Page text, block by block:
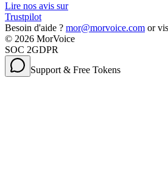
Lire nos avis sur
Trustpilot
Besoin d'aide ? mor@morvoice.com or
© 2026 MorVoice
SOC 2GDPR
Support & Free Tokens